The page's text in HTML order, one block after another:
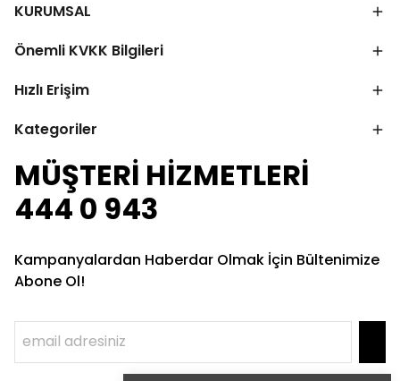
KURUMSAL
Önemli KVKK Bilgileri
Hızlı Erişim
Kategoriler
MÜŞTERİ HİZMETLERİ
444 0 943
Kampanyalardan Haberdar Olmak İçin Bültenimize
Abone Ol!